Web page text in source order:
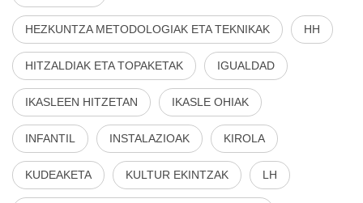
HEZKUNTZA METODOLOGIAK ETA TEKNIKAK HH
HITZALDIAK ETA TOPAKETAK IGUALDAD
IKASLEEN HITZETAN IKASLE OHIAK
INFANTIL INSTALAZIOAK KIROLA
KUDEAKETA KULTUR EKINTZAK LH